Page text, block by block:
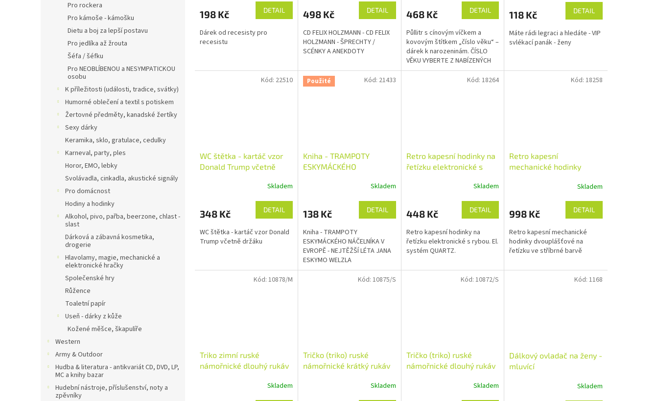
Pro rockera
Pro kámoše - kámošku
Dietu a boj za lepší postavu
Pro jedlíka až žrouta
Šéfa / šéfku
Pro NEOBLÍBENOU a NESYMPATICKOU
osobu
K příležitosti (události, tradice, svátky)
Humorné oblečení a textil s potiskem
Žertovné předměty, kanadské žertíky
Sexy dárky
Keramika, sklo, gratulace, cedulky
Karneval, party, ples
Horor, EMO, lebky
Svolávadla, cinkadla, akustické signály
Pro domácnost
Hodiny a hodinky
Alkohol, pivo, pařba, beerzone, chlast -
slast
Dárková a zábavná kosmetika,
drogerie
Hlavolamy, magie, mechanické a
elektronické hračky
Společenské hry
Růžence
Toaletní papír
Useň - dárky z kůže
Kožené měšce, škapulíře
Western
Army & Outdoor
Hudba & literatura - antikvariát CD, DVD, LP,
MC a knihy bazar
Hudební nástroje, příslušenství, noty a
zpěvníky
198 Kč DETAIL
Dárek od recesisty pro
recesistu
498 Kč DETAIL
CD FELIX HOLZMANN - CD FELIX
HOLZMANN - ŠPRECHTY /
SCÉNKY A ANEKDOTY
468 Kč DETAIL
Půllitr s cínovým víčkem a
kovovým štítkem „číslo věku“ –
dárek k narozeninám. ČÍSLO
VĚKU VYBERTE Z NABÍZENÝCH
MOŽNOSTÍ A NAPIŠTE DO
POZNÁMKY V OBJEDNÁVCE.
118 Kč DETAIL
Máte rádi legraci a hledáte - VIP
svlékací panák - ženy
WC štětka - kartáč vzor
Donald Trump včetně
Skladem
348 Kč DETAIL
WC štětka - kartáč vzor Donald
Trump včetně držáku
Kód: 22510 Použité
Kniha - TRAMPOTY
ESKYMÁCKÉHO
NEJTĚŽŠÍ LÉTA JANASkladem
138 Kč DETAIL
Kniha - TRAMPOTY
ESKYMÁCKÉHO NÁČELNÍKA V
EVROPĚ - NEJTĚŽŠÍ LÉTA JANA
ESKYMO WELZLA
Kód: 21433
Retro kapesní hodinky na
řetízku elektronické s
Skladem
448 Kč DETAIL
Retro kapesní hodinky na
řetízku elektronické s rybou. El.
systém QUARTZ.
Kód:18264
Retro kapesní
mechanické hodinky
Skladem
998 Kč DETAIL
Retro kapesní mechanické
hodinky dvouplášťové na
řetízku ve stříbrné barvě
Kód: 18258
Triko zimní ruské
námořnické dlouhý rukáv
Skladem
Kód: 10878/M
Tričko (triko) ruské
námořnické krátký rukáv
Skladem
Kód: 10875/S
Tričko (triko) ruské
námořnické dlouhý rukáv
Skladem
Kód:10872/S
Dálkový ovladač na ženy -
mluvící
Skladem
Kód: 1168